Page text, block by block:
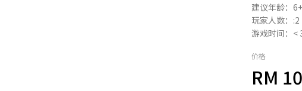
建议年龄：6+
玩家人数：:2
游戏时间：<
价格
RM